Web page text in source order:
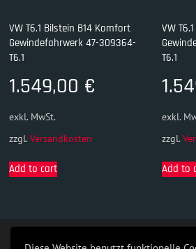
VW T6.1 Bilstein B14 Komfort
Gewindefahrwerk 47-309364-
T6.1
1.549,00 €
exkl. MwSt.
zzgl.Versandkosten
Add to cart
VW
T6.1
exkl.
zzgl.
Add to